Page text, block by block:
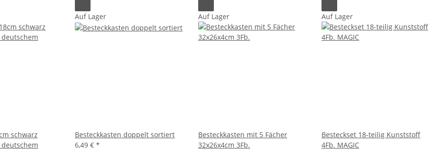
schwarz
Auf Lager
Besteckkasten doppelt sortiert
6,49 € *
Auf Lager
Besteckkasten mit 5 Fächer
32x26x4cm 3Fb.
Auf Lager
Besteckset 18-teilig Kunststoff
4Fb. MAGIC